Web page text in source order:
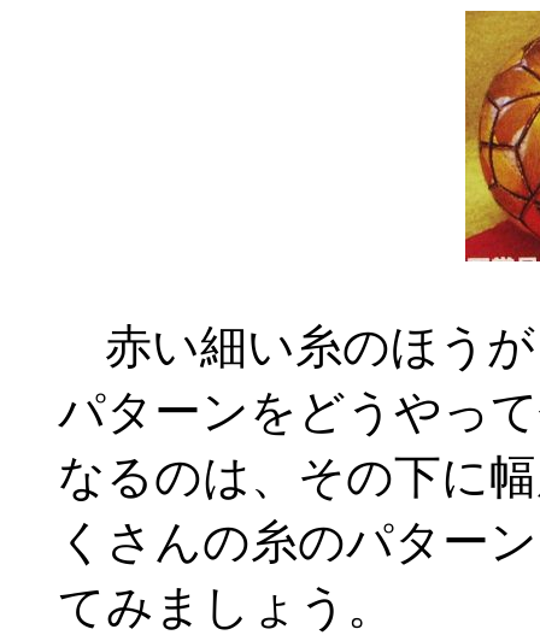
赤い細い糸のほう
パターンをどうやっ
なるのは、その下に
くさんの糸のパター
てみましょう。